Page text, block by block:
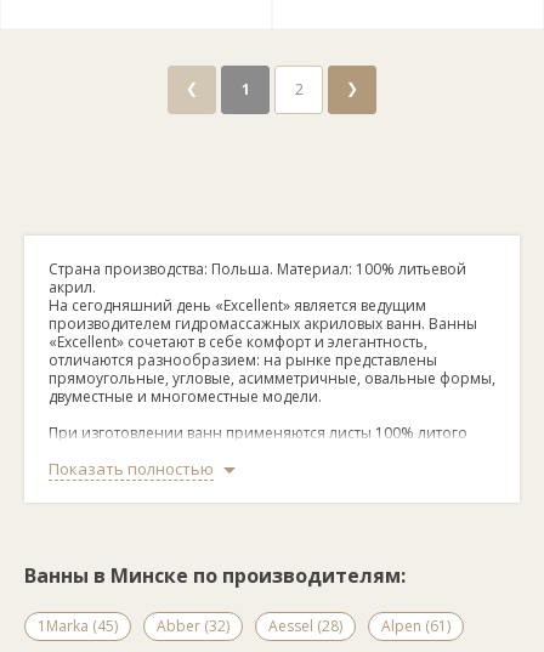
❮ 1 2 ❯
Страна производства: Польша. Материал: 100% литьевой
акрил.
На сегодняшний день «Excellent» является ведущим
производителем гидромассажных акриловых ванн. Ванны
«Excellent» сочетают в себе комфорт и элегантность,
отличаются разнообразием: на рынке представлены
прямоугольные, угловые, асимметричные, овальные формы,
двуместные и многоместные модели.
При изготовлении ванн применяются листы 100% литого
Усовершенствованный технологический процесс позволяет
создавать ванны высочайшего качества, что совершенно не
сказывается на разнообразии дизайнерских решений.
Дополнительно ванна может комплектоваться ножками,
системами «Excellent».
Показать полностью
Ванны в Минске по производителям:
1Marka (45) Abber (32) Aessel (28)
Alpen (61)